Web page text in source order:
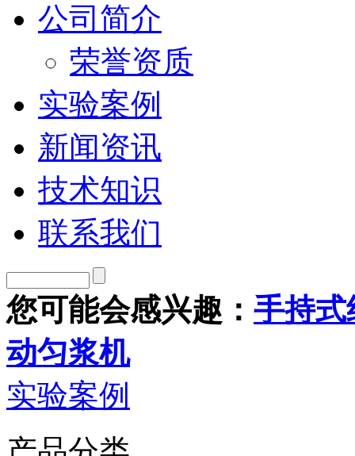
公司简介
荣誉资质
实验案例
新闻资讯
技术知识
联系我们
您可能会感兴趣： 手持式
动匀浆机
实验案例